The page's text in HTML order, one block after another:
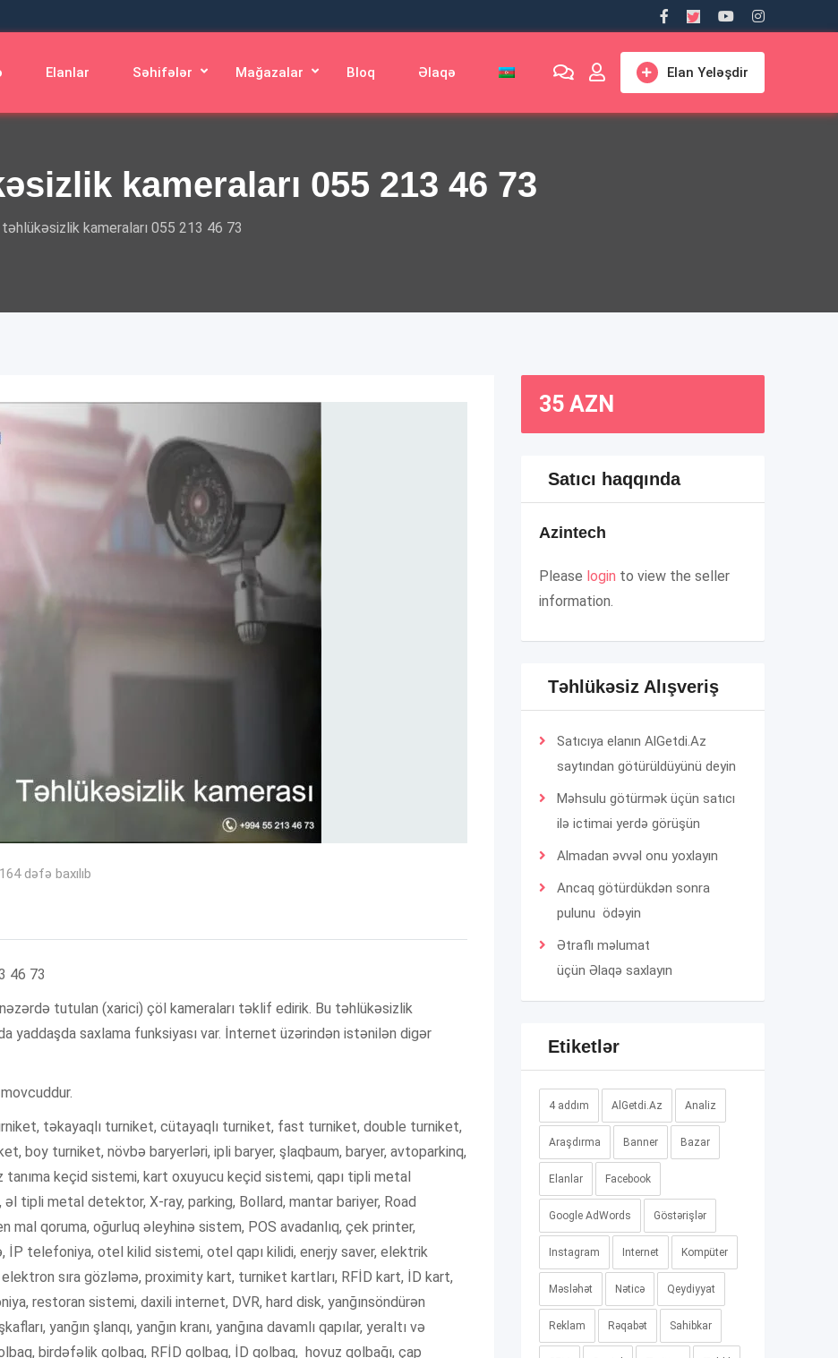
Elan Yeləşdir
Elanlar Səhifələr Mağazalar Bloq Əlaqə
kameraları 055 213 46 73
kameraları 055 213 46 73
164 dəfə baxılıb
46 73
nəzərdə tutulan (xarici) çöl kameraları təklif edirik. Bu təhlükəsizlik
yaddaşda saxlama funksiyası var. İnternet üzərindən istənilən digər
təkayaqlı turniket, cütayaqlı turniket, fast turniket, double turniket,
boy turniket, növbə baryerləri, ipli baryer, şlaqbaum, baryer, avtoparkinq,
tanıma keçid sistemi, kart oxuyucu keçid sistemi, qapı tipli metal
tipli metal detektor, X-ray, parking, Bollard, mantar bariyer, Road
mal qoruma, oğurluq əleyhinə sistem, POS avadanlıq, çek printer,
İP telefoniya, otel kilid sistemi, otel qapı kilidi, enerjy saver, elektrik
elektron sıra gözləmə, proximity kart, turniket kartları, RFİD kart, İD kart,
restoran sistemi, daxili internet, DVR, hard disk, yanğınsöndürən
yanğın şlanqı, yanğın kranı, yanğına davamlı qapılar, yeraltı və
birdəfəlik qolbaq, RFİD qolbaq, İD qolbaq, hovuz qolbağı, çap
35 AZN
Satıcı haqqında
Azintech
Please login to view the seller
information.
Təhlükəsiz Alışveriş
Satıcıya elanın AlGetdi.Az
saytından götürüldüyünü deyin
Məhsulu götürmək üçün satıcı
ilə ictimai yerdə görüşün
Almadan əvvəl onu yoxlayın
Ancaq götürdükdən sonra
pulunu ödəyin
Ətraflı məlumat
üçün Əlaqə saxlayın
Etiketlər
4 addım AlGetdi.Az Analiz
Araşdırma Banner Bazar
Elanlar Facebook
Google AdWords Göstərişlər
Instagram Internet Kompüter
Məsləhət Nəticə Qeydiyyat
Reklam Rəqabət Sahibkar